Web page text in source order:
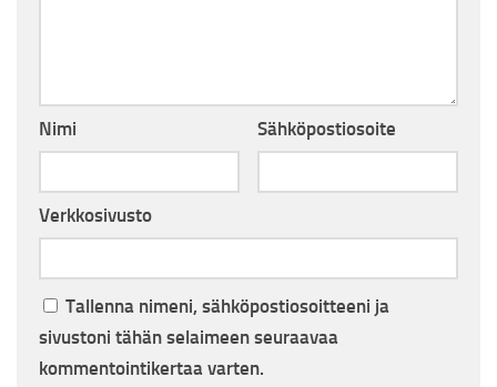
Nimi Sähköpostiosoite
Verkkosivusto
Tallenna nimeni, sähköpostiosoitteeni ja
sivustoni tähän selaimeen seuraavaa
kommentointikertaa varten.